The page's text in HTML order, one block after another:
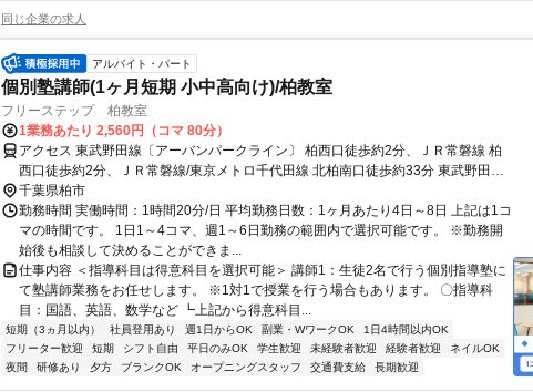
同じ企業の求人
アルバイト・パート
個別塾講師(1ヶ月短期 小中高向け)/柏教室
フリーステップ 柏教室
1業務あたり 2,560円（コマ 80分）
アクセス 東武野田線〔アーバンパークライン〕 柏西口徒歩約2分、ＪＲ常磐線 柏
西口徒歩約2分、ＪＲ常磐線/東京メトロ千代田線 北柏南口徒歩約33分 東武野田線
／ＪＲ常磐線「柏駅」より徒歩2分
千葉県柏市
勤務時間 実働時間：1時間20分/日 平均勤務日数：1ヶ月あたり4日～8日 上記は1コ
マの時間です。 1日1～4コマ、週1～6日勤務の範囲内で選択可能です。 ※勤務開
始後も相談して決めることができま...
仕事内容 ＜指導科目は得意科目を選択可能＞ 講師1：生徒2名で行う個別指導塾に
て塾講師業務をお任せします。 ※1対1で授業を行う場合もあります。 〇指導科
目：国語、英語、数学など ┗上記から得意科目...
短期（3ヵ月以内） 社員登用あり 週1日からOK 副業・WワークOK
1日4時間以内OK
フリーター歓迎
短期 シフト自由 平日のみOK 学生歓迎 未経験者歓迎 経験者歓迎
ネイルOK
夜間
研修あり 夕方 ブランクOK オープニングスタッフ 交通費支給 長期歓迎